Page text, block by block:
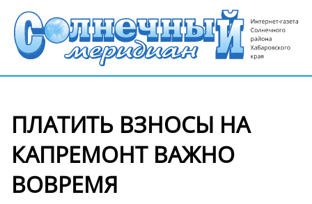
ПЛАТИТЬ ВЗНОСЫ НА
КАПРЕМОНТ ВАЖНО
ВОВРЕМЯ